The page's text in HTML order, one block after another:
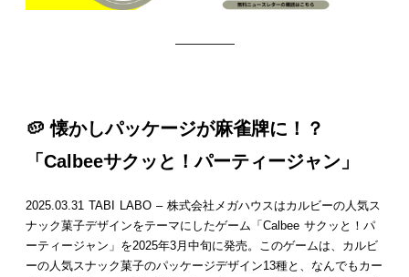
—————
🥔 懐かしパッケージが麻雀牌に！？
「Calbeeサクッと！パーティージャン」
2025.03.31 TABI LABO – 株式会社メガハウスはカルビーの人気ス
ナック菓子デザインをテーマにしたゲーム「Calbee サクッと！パ
ーティージャン」を2025年3月中旬に発売。このゲームは、カルビ
ーの人気スナック菓子のパッケージデザイン13種と、なんでもカー